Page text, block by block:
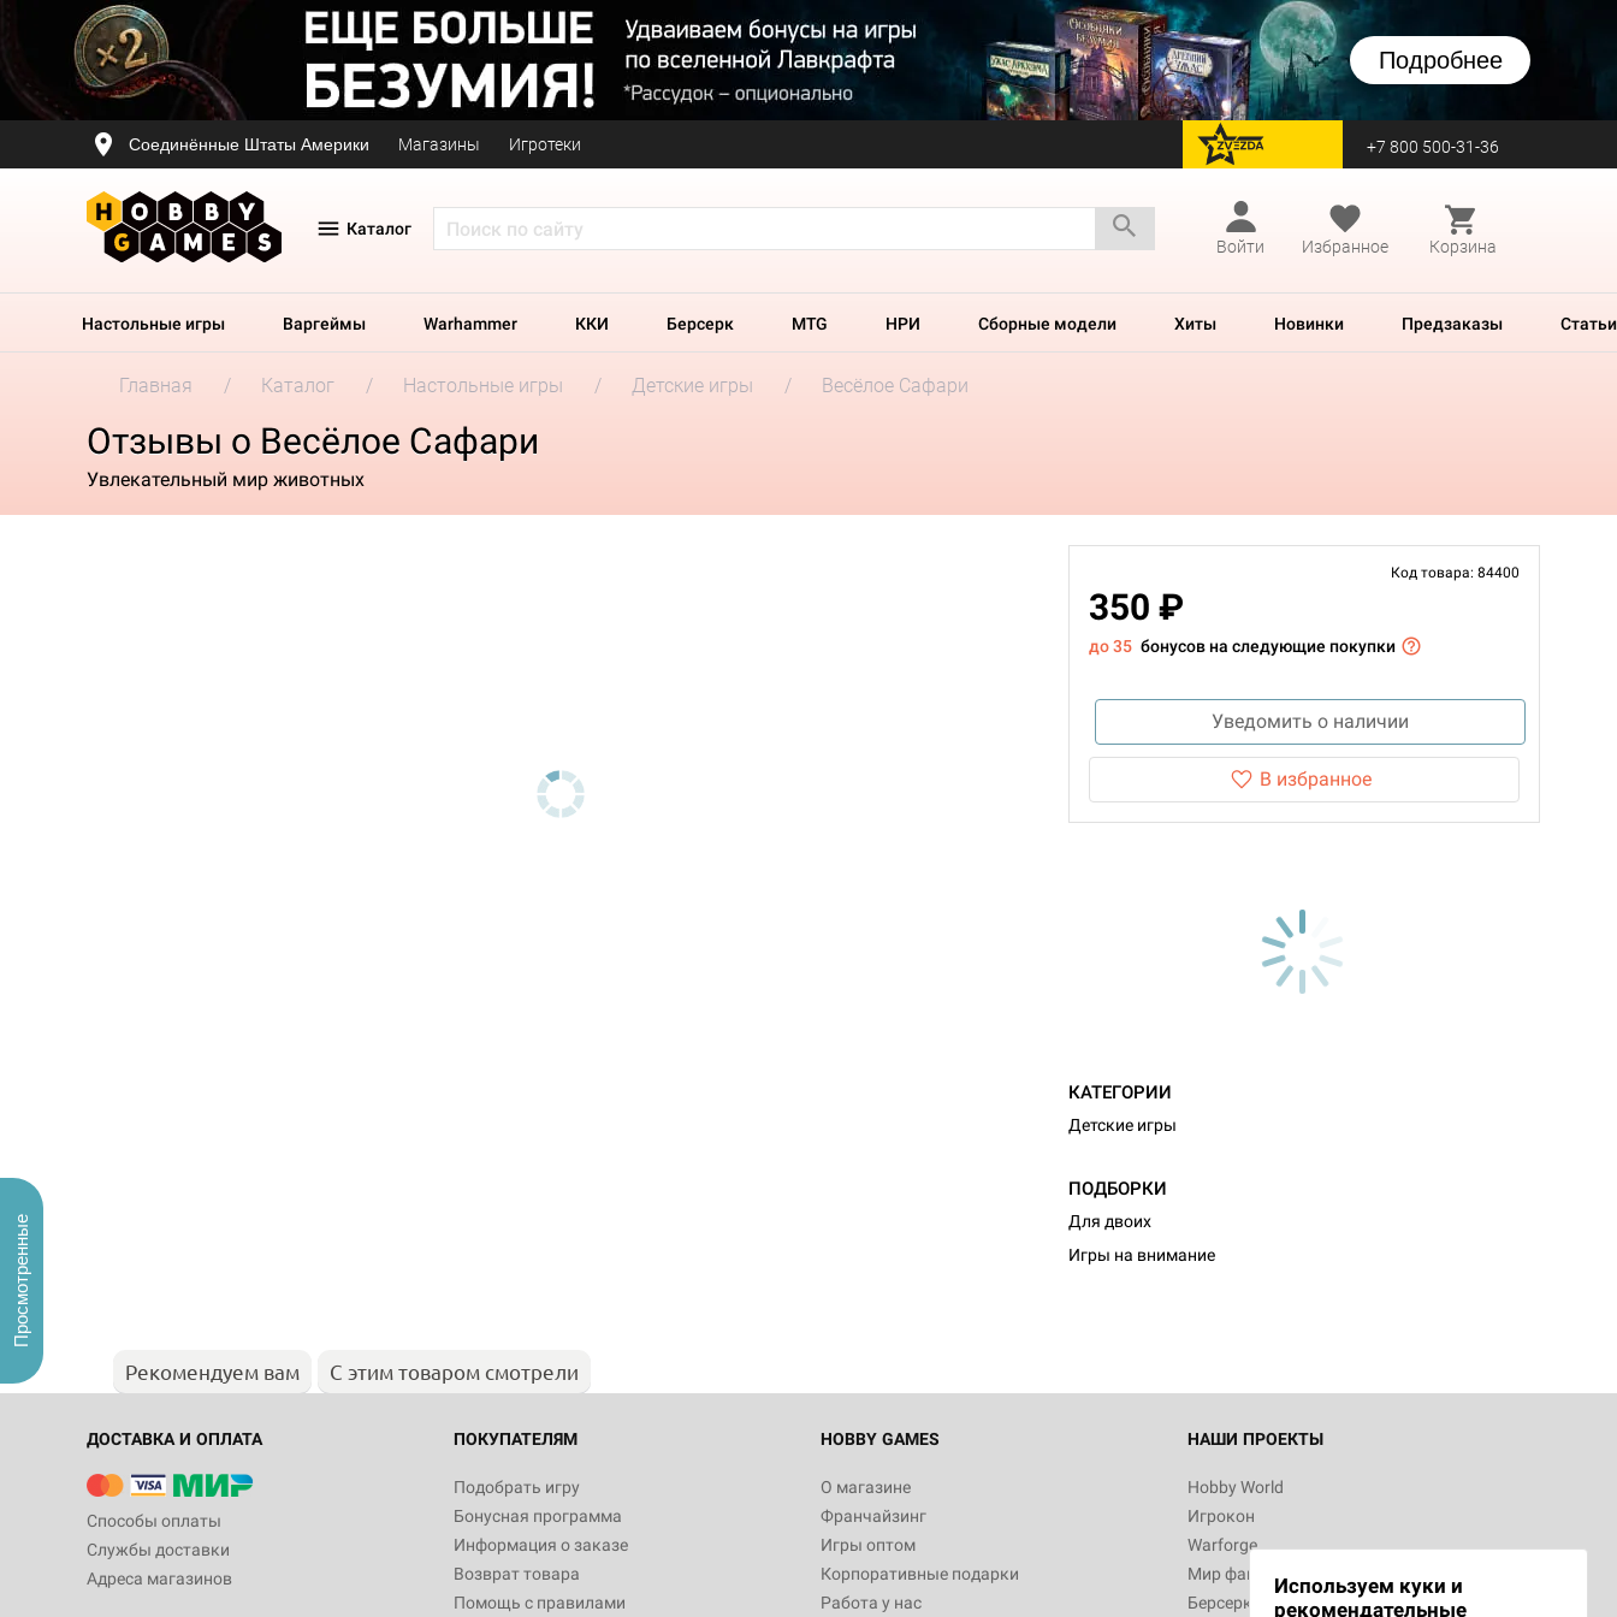
Подробнее
Соединённые Штаты Америки Магазины Игротеки перейти на Zvezda +7 800 500-31-36
Каталог
Войти
Избранное Корзина
Настольные игры Варгеймы Warhammer ККИ Берсерк MTG НРИ Сборные модели Хиты Новинки Предзаказы Статьи
Главная Каталог Настольные игры Детские игры Весёлое Сафари
Отзывы о Весёлое Сафари
Увлекательный мир животных
Код товара: 84400
350 ₽
до 35 бонусов на следующие покупки
Уведомить о наличии
В избранное
КАТЕГОРИИ
Детские игры
ПОДБОРКИ
Для двоих
Игры на внимание
Рекомендуем вам С этим товаром смотрели
ДОСТАВКА И ОПЛАТА
Способы оплаты
Службы доставки
Адреса магазинов
ПОКУПАТЕЛЯМ
Подобрать игру
Бонусная программа
Информация о заказе
Возврат товара
Помощь с правилами
HOBBY GAMES
О магазине
Франчайзинг
Игры оптом
Корпоративные подарки
Работа у нас
НАШИ ПРОЕКТЫ
Hobby World
Игрокон
Warforge
Мир фантастики
Берсерк
Используем куки и
рекомендательные
Просмотренные
Настольная игра Hobby World Монстры
Белая смерть
12 990
Настольная игра Hobby World Ужас
3 490